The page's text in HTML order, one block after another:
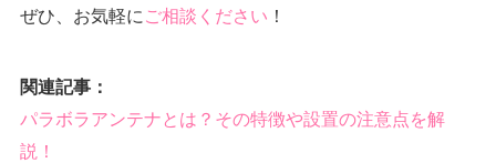
ぜひ、お気軽にご相談ください ！
関連記事：
パラボラアンテナとは？その特徴や設置の注意点を解
説！